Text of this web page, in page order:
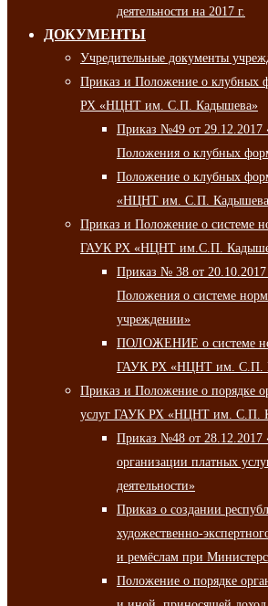
деятельности на 2017 г.
ДОКУМЕНТЫ
Учредительные документы
Приказ и Положение о клубных
РХ «НЦНТ им. С.П. Кадышева»
Приказ №49 от 29.12.2017
Положения о клубных
Положение о клубных
«НЦНТ им. С.П.
Приказ и Положение о системе
ГАУК РХ «НЦНТ им.С.П.
Приказ № 38 от
Положения о системе
учреждении»
ПОЛОЖЕНИЕ о системе
ГАУК РХ «НЦНТ им. С.П.
Приказ и Положение о порядке
услуг ГАУК РХ «НЦНТ им. С.П.
Приказ №48 от 28.12.2017
организации платных
деятельности»
Приказ о создании
художественно-
и ремёслам при
Положение о порядке